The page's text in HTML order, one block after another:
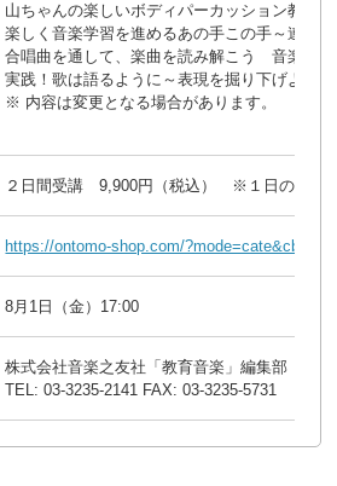
山ちゃんの楽しいボディパーカッション教育
楽しく音楽学習を進めるあの手この手～連載
合唱曲を通して、楽曲を読み解こう 音楽の
実践！歌は語るように～表現を掘り下げよう
※ 内容は変更となる場合があります。
２日間受講 9,900円（税込） ※１日のみ参
https://ontomo-shop.com/
8月1日（金）17:00
株式会社音楽之友社「教育音楽」編集部
TEL: 03-3235-2141 FAX: 03-3235-5731